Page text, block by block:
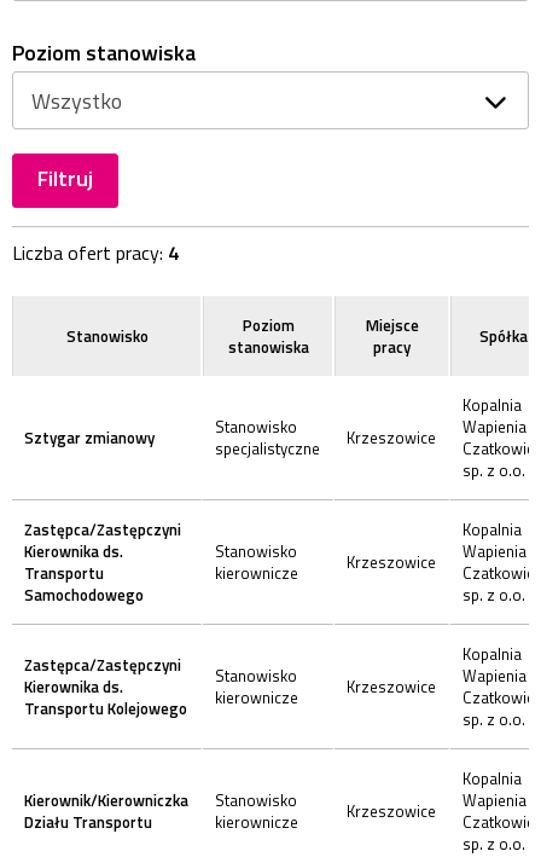
Poziom stanowiska
Filtruj
Liczba ofert pracy: 4
Stanowisko
Poziom
stanowiska
Miejsce
pracy
Spółka
Sztygar zmianowy
Stanowisko
specjalistyczne
Krzeszowice
Kopalnia
Wapienia
Czatkowice
sp. z o.o.
Zastępca/Zastępczyni
Kierownika ds.
Transportu
Samochodowego
Stanowisko
kierownicze
Krzeszowice
Kopalnia
Wapienia
Czatkowice
sp. z o.o.
Zastępca/Zastępczyni
Kierownika ds.
Transportu Kolejowego
Stanowisko
kierownicze
Krzeszowice
Kopalnia
Wapienia
Czatkowice
sp. z o.o.
Kierownik/Kierowniczka
Działu Transportu
Stanowisko
kierownicze
Krzeszowice
Kopalnia
Wapienia
Czatkowice
sp. z o.o.